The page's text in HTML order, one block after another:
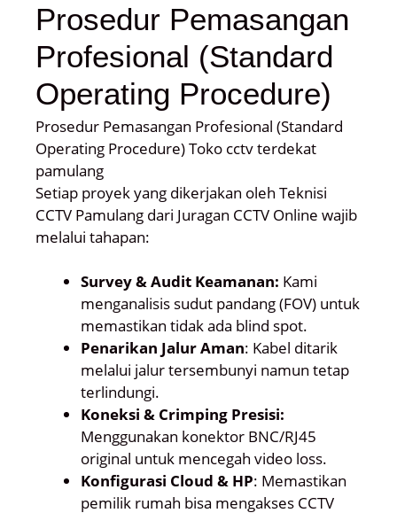
Prosedur Pemasangan
Profesional (Standard
Operating Procedure)
Prosedur Pemasangan Profesional (Standard
Operating Procedure) Toko cctv terdekat
pamulang
Setiap proyek yang dikerjakan oleh Teknisi
CCTV Pamulang dari Juragan CCTV Online wajib
melalui tahapan:
Survey & Audit Keamanan: Kami
menganalisis sudut pandang (FOV) untuk
memastikan tidak ada blind spot.
Penarikan Jalur Aman: Kabel ditarik
melalui jalur tersembunyi namun tetap
terlindungi.
Koneksi & Crimping Presisi:
Menggunakan konektor BNC/RJ45
original untuk mencegah video loss.
Konfigurasi Cloud & HP: Memastikan
pemilik rumah bisa mengakses CCTV